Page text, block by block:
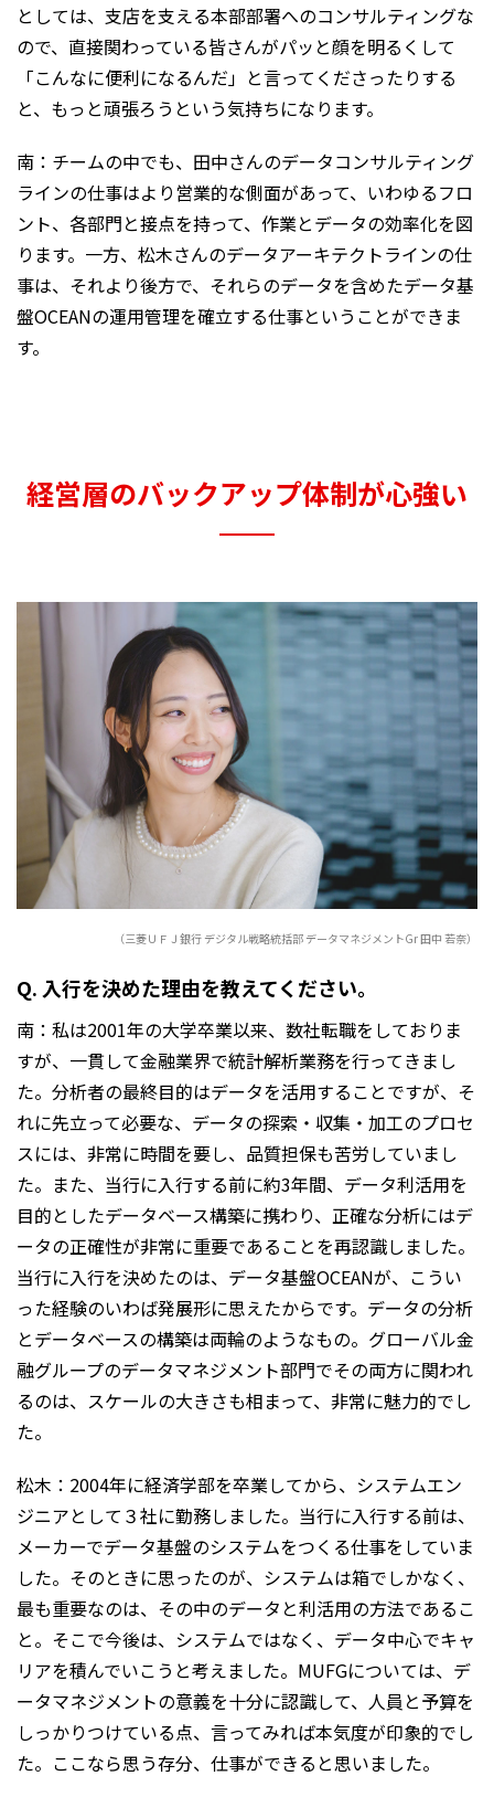
としては、支店を支える本部部署へのコンサルティングな
ので、直接関わっている皆さんがパッと顔を明るくして
「こんなに便利になるんだ」と言ってくださったりする
と、もっと頑張ろうという気持ちになります。
南：チームの中でも、田中さんのデータコンサルティング
ラインの仕事はより営業的な側面があって、いわゆるフロ
ント、各部門と接点を持って、作業とデータの効率化を図
ります。一方、松木さんのデータアーキテクトラインの仕
事は、それより後方で、それらのデータを含めたデータ基
盤OCEANの運用管理を確立する仕事ということができま
す。
経営層のバックアップ体制が心強い
（三菱ＵＦＪ銀行 デジタル戦略統括部 データマネジメントGr 田中 若奈）
Q. 入行を決めた理由を教えてください。
南：私は2001年の大学卒業以来、数社転職をしておりま
すが、一貫して金融業界で統計解析業務を行ってきまし
た。分析者の最終目的はデータを活用することですが、そ
れに先立って必要な、データの探索・収集・加工のプロセ
スには、非常に時間を要し、品質担保も苦労していまし
た。また、当行に入行する前に約3年間、データ利活用を
目的としたデータベース構築に携わり、正確な分析にはデ
ータの正確性が非常に重要であることを再認識しました。
当行に入行を決めたのは、データ基盤OCEANが、こうい
った経験のいわば発展形に思えたからです。データの分析
とデータベースの構築は両輪のようなもの。グローバル金
融グループのデータマネジメント部門でその両方に関われ
るのは、スケールの大きさも相まって、非常に魅力的でし
た。
松木：2004年に経済学部を卒業してから、システムエン
ジニアとして３社に勤務しました。当行に入行する前は、
メーカーでデータ基盤のシステムをつくる仕事をしていま
した。そのときに思ったのが、システムは箱でしかなく、
最も重要なのは、その中のデータと利活用の方法であるこ
と。そこで今後は、システムではなく、データ中心でキャ
リアを積んでいこうと考えました。MUFGについては、デ
ータマネジメントの意義を十分に認識して、人員と予算を
しっかりつけている点、言ってみれば本気度が印象的でし
た。ここなら思う存分、仕事ができると思いました。